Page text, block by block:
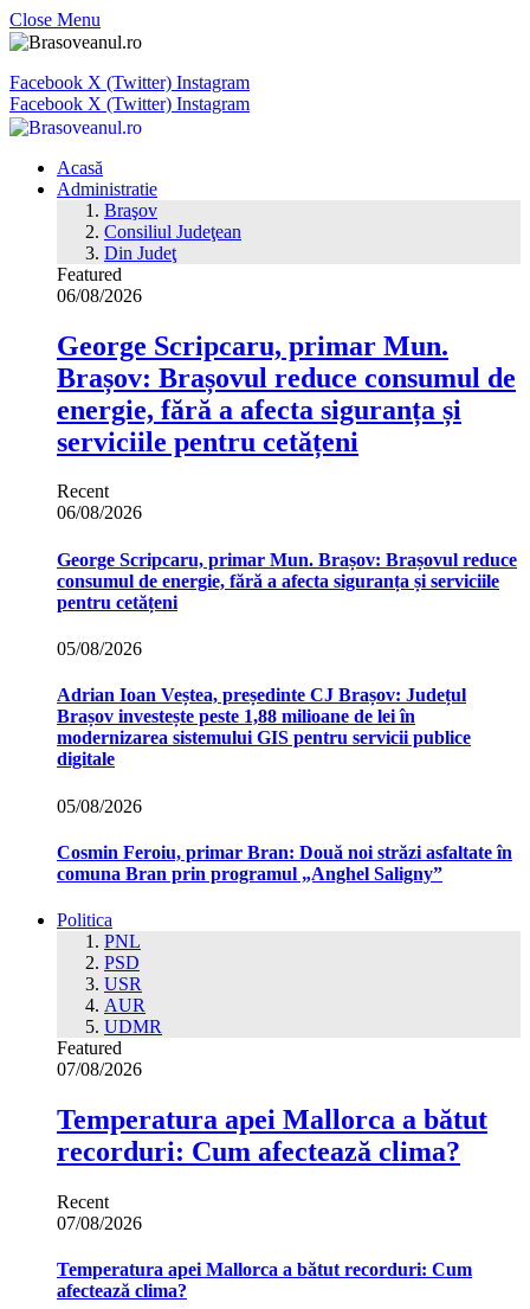
Close Menu
Facebook X (Twitter) Instagram
Facebook X (Twitter) Instagram
Acasă
Administratie
Braşov
Consiliul Judeţean
Din Judeţ
Featured
06/08/2026
George Scripcaru, primar Mun.
Brașov: Brașovul reduce consumul de
energie, fără a afecta siguranța și
serviciile pentru cetățeni
Recent
06/08/2026
George Scripcaru, primar Mun. Brașov: Brașovul reduce
consumul de energie, fără a afecta siguranța și serviciile
pentru cetățeni
05/08/2026
Adrian Ioan Veștea, președinte CJ Brașov: Județul
Brașov investește peste 1,88 milioane de lei în
modernizarea sistemului GIS pentru servicii publice
digitale
05/08/2026
Cosmin Feroiu, primar Bran: Două noi străzi asfaltate în
comuna Bran prin programul „Anghel Saligny”
Politica
PNL
PSD
USR
AUR
UDMR
Featured
07/08/2026
Temperatura apei Mallorca a bătut
recorduri: Cum afectează clima?
Recent
07/08/2026
Temperatura apei Mallorca a bătut recorduri: Cum
afectează clima?